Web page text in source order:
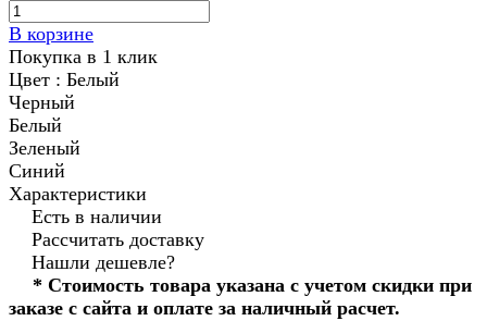
В корзине
Покупка в 1 клик
Цвет : Белый
Черный
Белый
Зеленый
Синий
Характеристики
Есть в наличии
Рассчитать доставку
Нашли дешевле?
* Стоимость товара указана с учетом скидки при
заказе с сайта и оплате за наличный расчет.